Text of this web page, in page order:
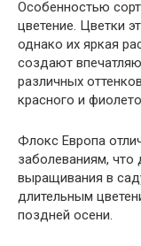
Особенностью
цветение. Цветки
однако их яркая
создают
различных
красного и
Флокс Европа
заболеваниям, что
выращивания в
длительным
поздней осени.